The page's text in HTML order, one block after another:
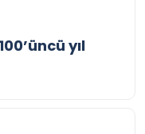
yıl